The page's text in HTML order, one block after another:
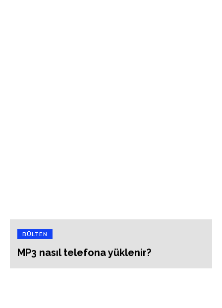
BÜLTEN
MP3 nasıl telefona yüklenir?